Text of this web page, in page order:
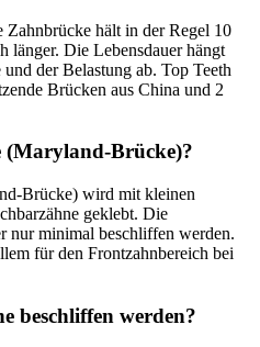
Zahnbrücke hält in der Regel 10
länger. Die Lebensdauer hängt
der Belastung ab. Top Teeth
Brücken aus China und 2
(Maryland-Brücke)?
Brücke) wird mit kleinen
geklebt. Die
nur minimal beschliffen werden.
für den Frontzahnbereich bei
beschliffen werden?